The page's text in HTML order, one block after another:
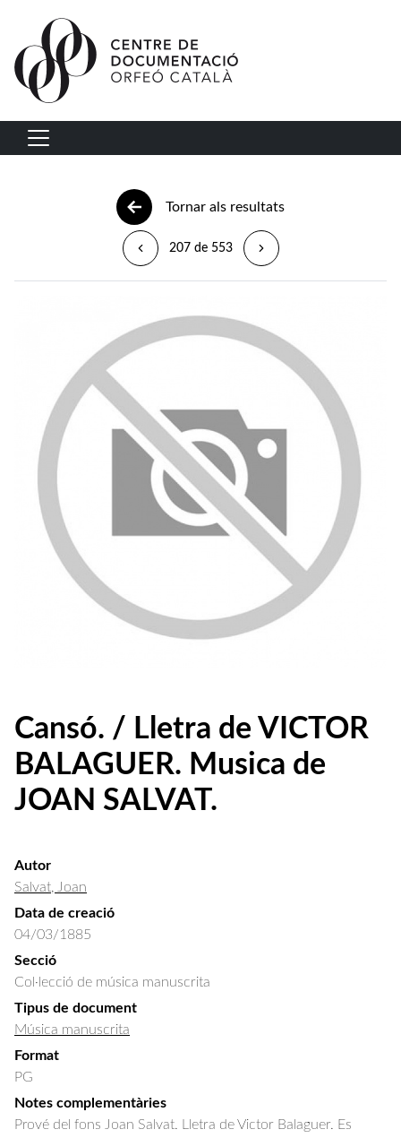
Vés al contingut
Navegació principal
Tornar als resultats
207 de 553
Cansó. / Lletra de VICTOR
BALAGUER. Musica de
JOAN SALVAT.
Autor
Salvat, Joan
Data de creació
04/03/1885
Secció
Col·lecció de música manuscrita
Tipus de document
Música manuscrita
Format
PG
Notes complementàries
Prové del fons Joan Salvat. Lletra de Victor Balaguer. Es